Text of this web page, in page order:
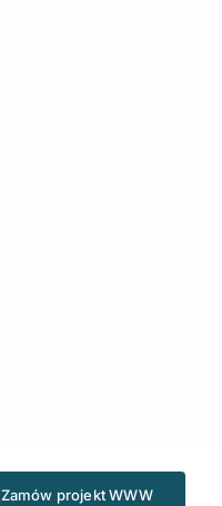
Zamów projekt WWW